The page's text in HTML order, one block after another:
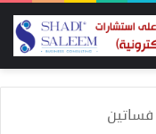
فساتين